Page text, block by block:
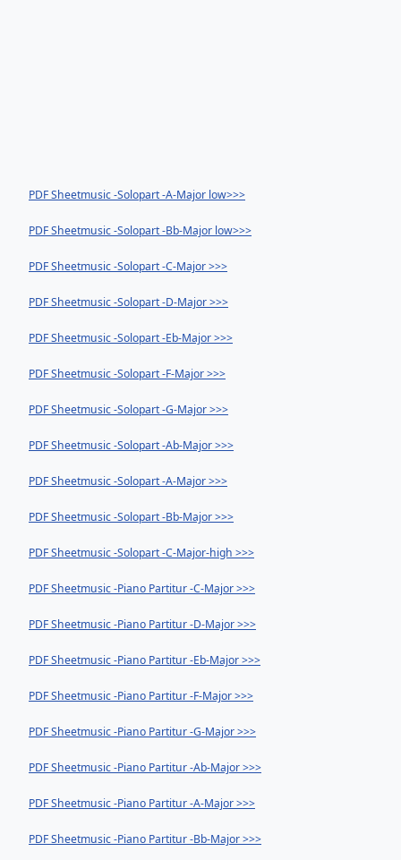
PDF Sheetmusic -Solopart -A-Major low>>>
PDF Sheetmusic -Solopart -Bb-Major low>>>
PDF Sheetmusic -Solopart -C-Major >>>
PDF Sheetmusic -Solopart -D-Major >>>
PDF Sheetmusic -Solopart -Eb-Major >>>
PDF Sheetmusic -Solopart -F-Major >>>
PDF Sheetmusic -Solopart -G-Major >>>
PDF Sheetmusic -Solopart -Ab-Major >>>
PDF Sheetmusic -Solopart -A-Major >>>
PDF Sheetmusic -Solopart -Bb-Major >>>
PDF Sheetmusic -Solopart -C-Major-high >>>
PDF Sheetmusic -Piano Partitur -C-Major >>>
PDF Sheetmusic -Piano Partitur -D-Major >>>
PDF Sheetmusic -Piano Partitur -Eb-Major >>>
PDF Sheetmusic -Piano Partitur -F-Major >>>
PDF Sheetmusic -Piano Partitur -G-Major >>>
PDF Sheetmusic -Piano Partitur -Ab-Major >>>
PDF Sheetmusic -Piano Partitur -A-Major >>>
PDF Sheetmusic -Piano Partitur -Bb-Major >>>